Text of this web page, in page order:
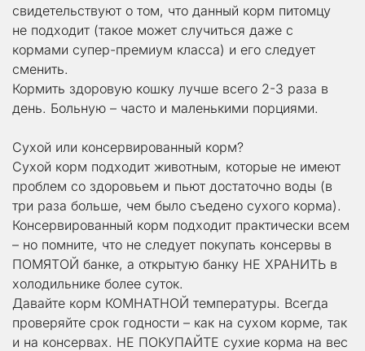
свидетельствуют о том, что данный корм питомцу
не подходит (такое может случиться даже с
кормами супер-премиум класса) и его следует
сменить.
Кормить здоровую кошку лучше всего 2-3 раза в
день. Больную – часто и маленькими порциями.
Сухой или консервированный корм?
Сухой корм подходит животным, которые не имеют
проблем со здоровьем и пьют достаточно воды (в
три раза больше, чем было съедено сухого корма).
Консервированный корм подходит практически всем
– но помните, что не следует покупать консервы в
ПОМЯТОЙ банке, а открытую банку НЕ ХРАНИТЬ в
холодильнике более суток.
Давайте корм КОМНАТНОЙ температуры. Всегда
проверяйте срок годности – как на сухом корме, так
и на консервах. НЕ ПОКУПАЙТЕ сухие корма на вес